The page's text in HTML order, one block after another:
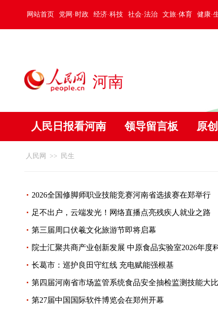
网站首页 党网·时政 经济·科技 社会·法治 文旅·体育 健康·
河南
人民日报看河南 领导留言板 原创
人民网 >> 民生
2026全国修脚师职业技能竞赛河南省选拔赛在郑举行
足不出户，云端发光！网络直播点亮残疾人就业之路
第三届周口伏羲文化旅游节即将启幕
院士汇聚共商产业创新发展 中原食品实验室2026年度
长葛市：巡护良田守红线 充电赋能强根基
第四届河南省市场监管系统食品安全抽检监测技能大
第27届中国国际软件博览会在郑州开幕